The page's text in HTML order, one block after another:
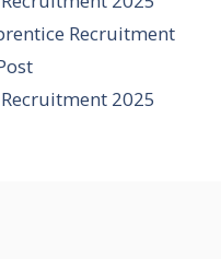
Recruitment
2025